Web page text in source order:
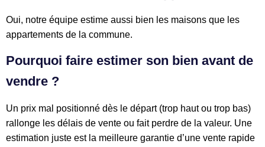
Oui, notre équipe estime aussi bien les maisons que les
appartements de la commune.
Pourquoi faire estimer son bien avant de
vendre ?
Un prix mal positionné dès le départ (trop haut ou trop bas)
rallonge les délais de vente ou fait perdre de la valeur. Une
estimation juste est la meilleure garantie d’une vente rapide